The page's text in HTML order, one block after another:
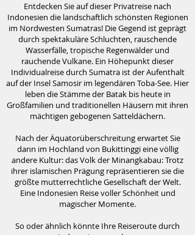
Entdecken Sie auf dieser Privatreise nach
Indonesien die landschaftlich schönsten Regionen
im Nordwesten Sumatras! Die Gegend ist geprägt
durch spektakuläre Schluchten, rauschende
Wasserfälle, tropische Regenwälder und
rauchende Vulkane. Ein Höhepunkt dieser
Individualreise durch Sumatra ist der Aufenthalt
auf der Insel Samosir im legendären Toba-See. Hier
leben die Stämme der Batak bis heute in
Großfamilien und traditionellen Häusern mit ihren
mächtigen gebogenen Satteldächern.
Nach der Äquatorüberschreitung erwartet Sie
dann im Hochland von Bukittinggi eine völlig
andere Kultur: das Volk der Minangkabau: Trotz
ihrer islamischen Prägung repräsentieren sie die
größte mutterrechtliche Gesellschaft der Welt.
Eine Indonesien Reise voller Schönheit und
magischer Momente.
So oder ähnlich könnte Ihre Reiseroute durch